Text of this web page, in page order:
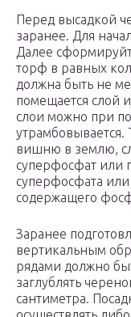
Перед высадкой
заранее. Для
Далее
торф в равных
должна быть не
помещается слой
слои можно при
утрамбовывается.
вишню в землю,
суперфосфат или
суперфосфата
содержащего
Заранее
вертикальным
рядами должно
заглублять
сантиметра.